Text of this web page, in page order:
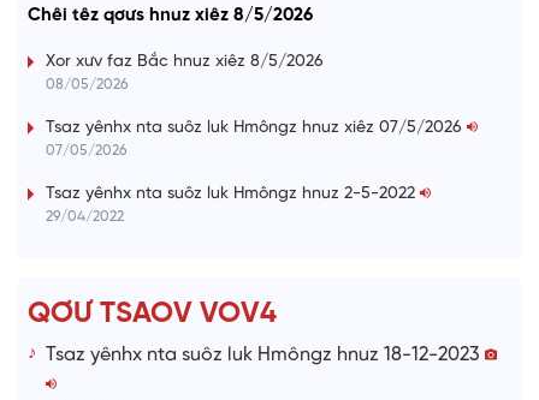
y
e
d
0
g
s
i
Chêi têz qơưs hnuz xiêz 8/5/2026
Xor xưv faz Bắc hnuz xiêz 8/5/2026
08/05/2026
Tsaz yênhx nta suôz luk Hmôngz hnuz xiêz 07/5/2026
07/05/2026
Tsaz yênhx nta suôz luk Hmôngz hnuz 2-5-2022
29/04/2022
QƠƯ TSAOV VOV4
Tsaz yênhx nta suôz luk Hmôngz hnuz 18-12-2023